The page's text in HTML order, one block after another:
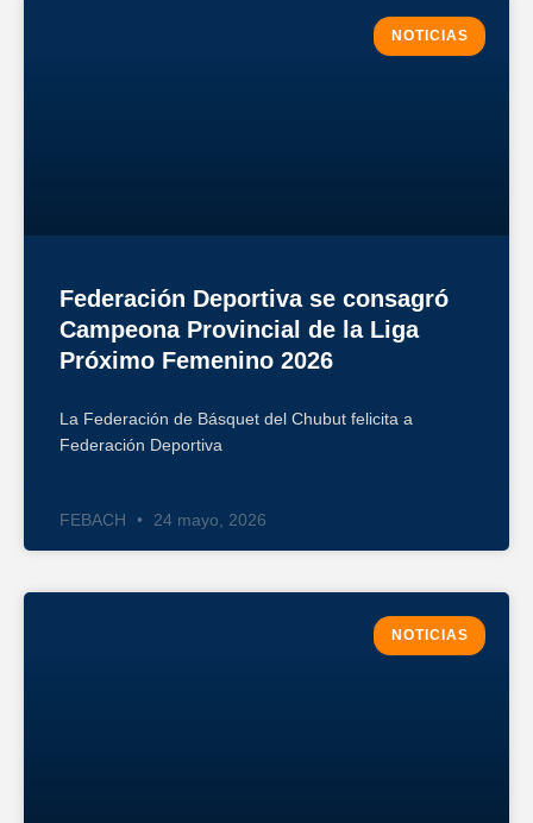
NOTICIAS
Federación Deportiva se consagró
Campeona Provincial de la Liga
Próximo Femenino 2026
La Federación de Básquet del Chubut felicita a
Federación Deportiva
FEBACH 24 mayo, 2026
NOTICIAS